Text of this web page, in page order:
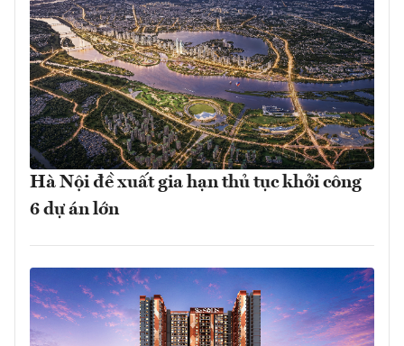
Hà Nội đề xuất gia hạn thủ tục khởi công
6 dự án lớn